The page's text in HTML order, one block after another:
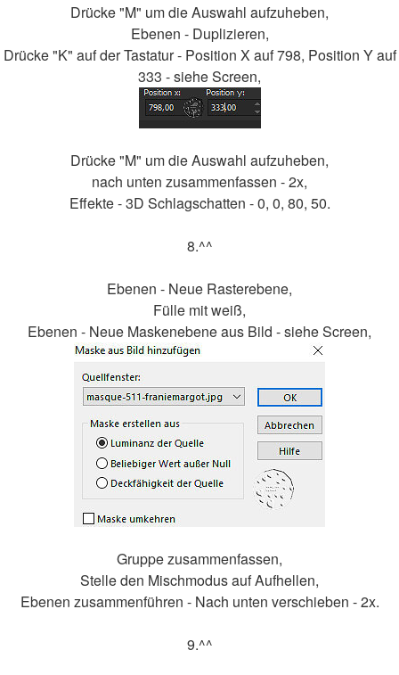
Drücke "M" um die Auswahl aufzuheben,
Ebenen - Duplizieren,
Drücke "K" auf der Tastatur - Position X auf 798, Position Y auf
333 - siehe Screen,
Drücke "M" um die Auswahl aufzuheben,
nach unten zusammenfassen - 2x,
Effekte - 3D Schlagschatten - 0, 0, 80, 50.
8.^^
Ebenen - Neue Rasterebene,
Fülle mit weiß,
Ebenen - Neue Maskenebene aus Bild - siehe Screen,
Gruppe zusammenfassen,
Stelle den Mischmodus auf Aufhellen,
Ebenen zusammenführen - Nach unten verschieben - 2x.
9.^^